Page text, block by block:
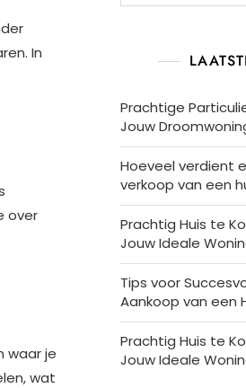
In
over
waar je
wat
Prachtige
Jouw
Hoeveel verdient
verkoop van een
Prachtig Huis te
Jouw Ideale
Tips voor
Aankoop van een
Prachtig Huis te
Jouw Ideale